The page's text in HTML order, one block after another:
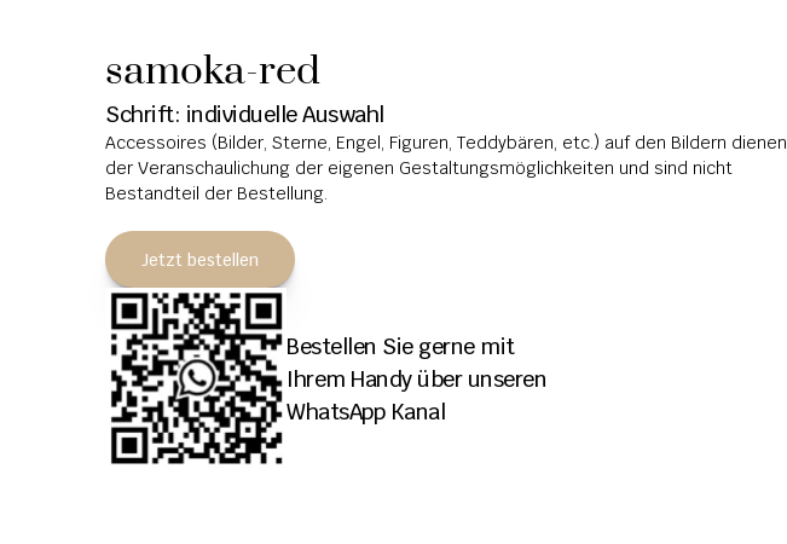
samoka-red
Schrift: individuelle Auswahl
Accessoires (Bilder, Sterne, Engel, Figuren, Teddybären, etc.) auf den Bildern dienen
der Veranschaulichung der eigenen Gestaltungsmöglichkeiten und sind nicht
Bestandteil der Bestellung.
Jetzt bestellen
Bestellen Sie gerne mit
Ihrem Handy über unseren
WhatsApp Kanal